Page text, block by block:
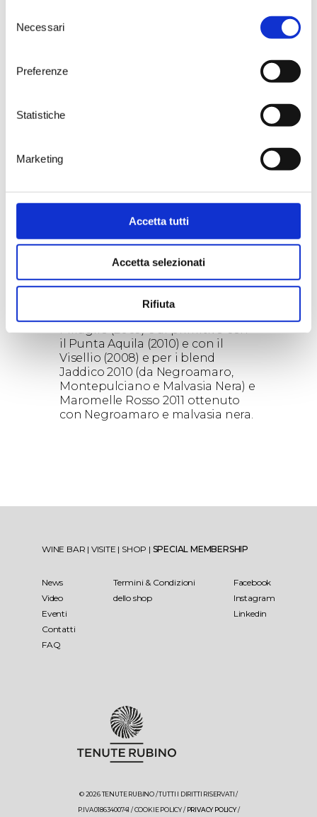
delNecessari
Preferenze
Statistiche
Marketing
Accetta tutti
Accetta selezionati
Rifiuta
blend con altre varietà alloctone.
di grande piacevolezza e
Chardonnay e Malvasia Bianca e il
puntati sui profumi mediterranei
versatile e seducente. Ampia la
scelta per i rossi: dal Torre Testa,
dell’azienda, aristocratico e di
grande finezza, prodotto con uve
Oltremè, ultimo nato e adatto ad
un pubblico giovanile ; spazio
il Punta Aquila (2010) e con il
Visellio (2008) e per i blend
Jaddico 2010 (da Negroamaro,
Montepulciano e Malvasia Nera) e
Maromelle Rosso 2011 ottenuto
con Negroamaro e malvasia nera.
WINE BAR | VISITE | SHOP | SPECIAL MEMBERSHIP
News
Video
Eventi
Contatti
FAQ
Termini & Condizioni
dello shop
Facebook
Instagram
Linkedin
© 2026 TENUTE RUBINO / TUTTI I DIRITTI RISERVATI /
P.IVA 01863400741 /COOKIE POLICY/PRIVACY POLICY/